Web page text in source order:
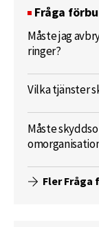
Fråga
Måste jag
ringer?
Vilka tjänster
Måste
Fler Fråga